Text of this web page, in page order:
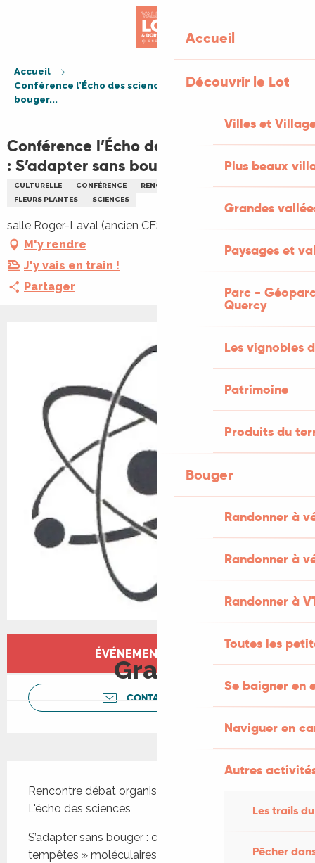
Accueil
Découvrir le Lot
Villes et
Plus beaux
Grandes
Paysages et
Parc -
Quercy
Les vignobles
Patrimoine
Produits du
Bouger
Randonner à
Randonner à
Randonner à
Toutes les
Se baigner en
Naviguer en
Autres
Les trails
Pêcher
Accueil
Conférence l’Écho des sciences à Figeac : S’adapter sans
bouger...
Conférence l’Écho des sciences à Figeac
: S’adapter sans bouger...
CULTURELLE CONFÉRENCE RENCONTRES
ENVIRONNEMENT
FLEURS PLANTES
SCIENCES
salle Roger-Laval (ancien CES), 46100 Figeac
M'y rendre
J'y vais en train !
Partager
Ouverture et coordonnées
ÉVÉNEMENT TERMINÉ
Gratuit
CONTACTEZ-NOUS
Rencontre débat organisée par l'association
L'écho des sciences
S’adapter sans bouger : comment des «
tempêtes » moléculaires permettent aux plantes